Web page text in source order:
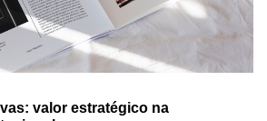
valor estratégico na